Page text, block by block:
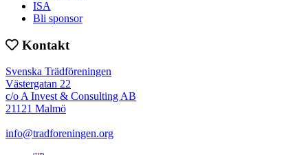
ISA
Bli sponsor
Kontakt
Svenska Trädföreningen
Västergatan 22
c/o A Invest & Consulting AB
21121 Malmö
info@tradforeningen.org